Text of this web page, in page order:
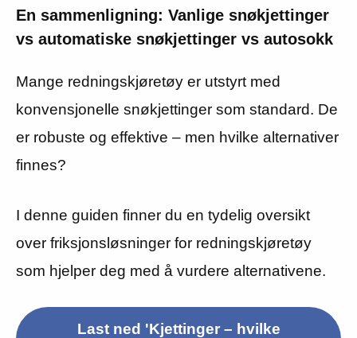
En sammenligning: Vanlige snøkjettinger
vs automatiske snøkjettinger vs autosokk
Mange redningskjøretøy er utstyrt med
konvensjonelle snøkjettinger som standard. De
er robuste og effektive – men hvilke alternativer
finnes?
I denne guiden finner du en tydelig oversikt
over friksjonsløsninger for redningskjøretøy
som hjelper deg med å vurdere alternativene.
Last ned 'Kjettinger – hvilke